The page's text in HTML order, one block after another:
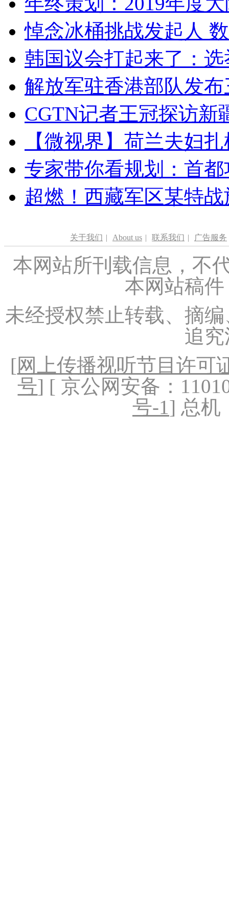
悼念冰桶挑战发起人
韩国议会打起来了：
解放军驻香港部队发
CGTN记者王冠探访新
【微视界】荷兰夫妇
专家带你看规划：首
超燃！西藏军区某特
关于我们 | About us | 联系我们 | 广告服务
本网站所刊载信息，不
本网站稿
未经授权禁止转载、摘
追
[网上传播视听节目许可
号] [ 京公网安备：
号-1] 总机